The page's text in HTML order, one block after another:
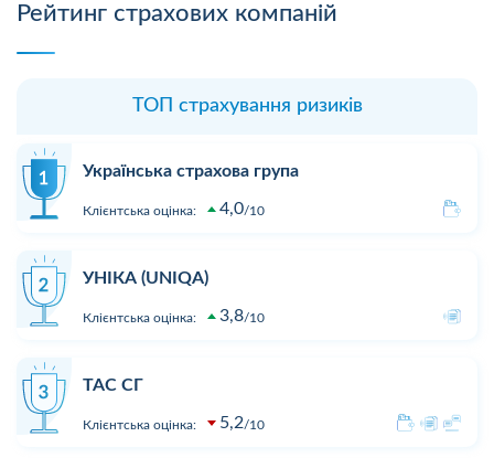
Рейтинг страхових компаній
ТОП страхування ризиків
Українська страхова група
Клієнтська оцінка: 4,0 10
УНІКА (UNIQA)
Клієнтська оцінка: 3,8 10
ТАС СГ
Клієнтська оцінка: 5,2 10